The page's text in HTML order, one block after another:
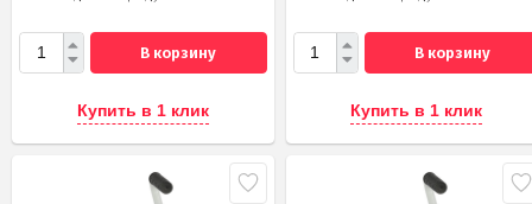
В корзину
Купить в 1 клик
В корзину
Купить в 1 клик